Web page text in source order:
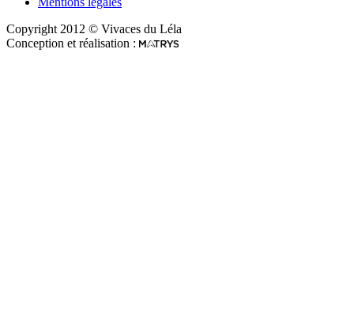
Copyright 2012 © Vivaces du Léla
Conception et réalisation :